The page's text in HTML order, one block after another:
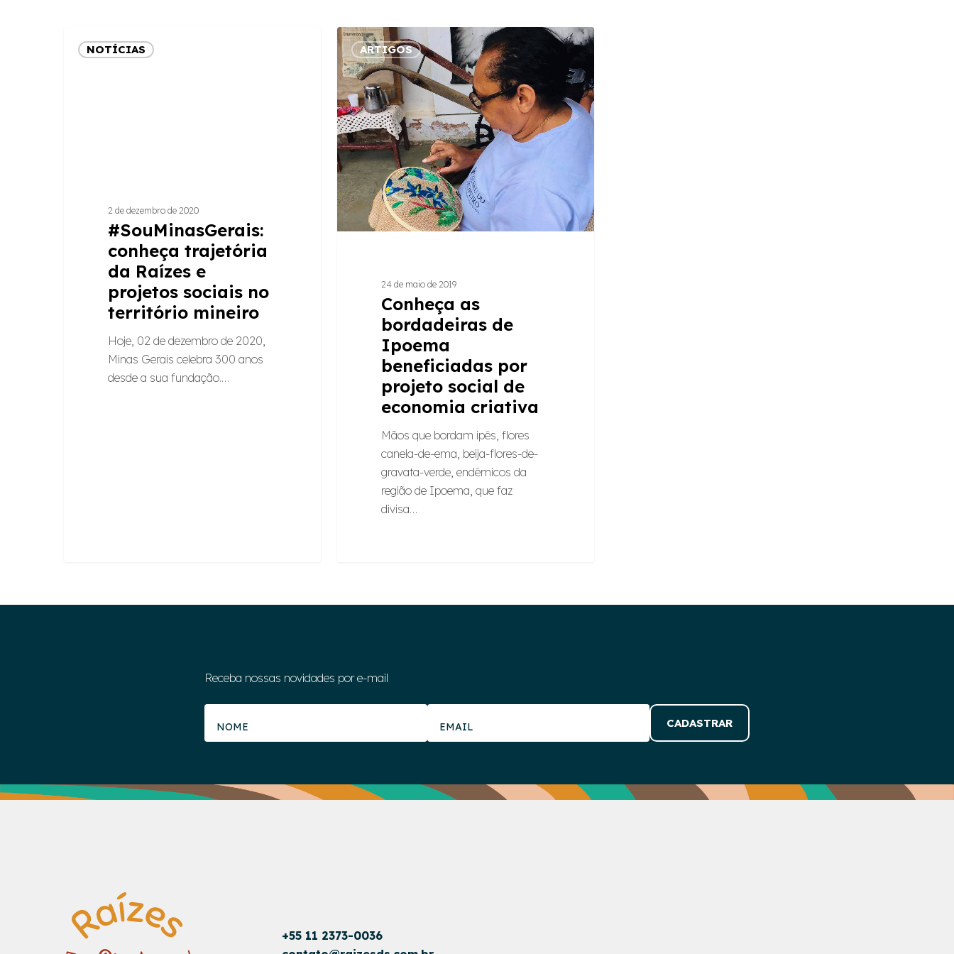
conheçaNOTÍCIAS
2 de dezembro de 2020
#SouMinasGerais:
conheça trajetória
da Raízes e
projetos sociais no
território mineiro
Hoje, 02 de dezembro de 2020,
Minas Gerais celebra 300 anos
desde a sua fundação.…
Conheça
as
bordadeiras
de
Ipoema
beneficiadas
por
projeto
social
de
economia
ARTIGOS
24 de maio de 2019
Conheça as
bordadeiras de
Ipoema
beneficiadas por
projeto social de
economia criativa
Mãos que bordam ipês, flores
canela-de-ema, beija-flores-de-
gravata-verde, endêmicos da
região de Ipoema, que faz
divisa…
Receba nossas novidades por e-mail
+55 11 2373-0036